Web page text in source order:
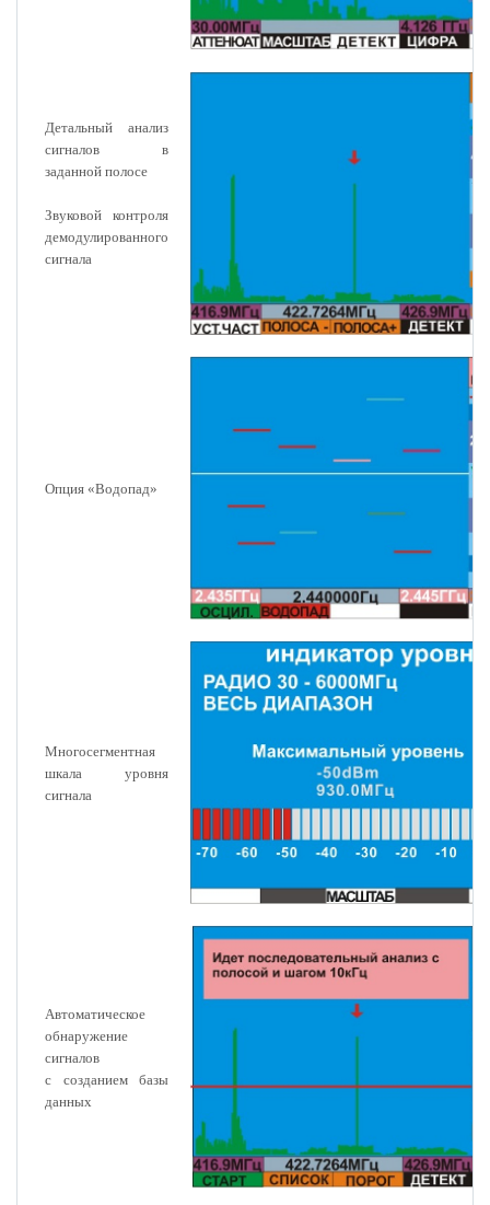
Детальный анализ
сигналов в
заданной полосе
Звуковой контроля
демодулированного
сигнала
Опция «Водопад»
Многосегментная
шкала уровня
сигнала
Автоматическое
обнаружение
сигналов
с созданием базы
данных